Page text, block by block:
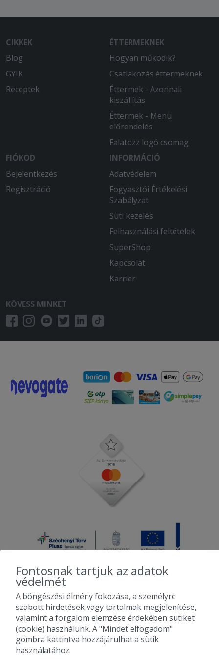
rossz pizzát kaptunk. Utólag meg
kaptuk a jót, de addigra már kihült.
Teljesen rendben volt.
Többször rendeltem régebben is az
étteremből. Mindig elégedett voltam.
2026-01-13 - Gál:
Nagyon elégedett voltam! Gyors
2025-10-04 - Marianna:
Az étel finom volt. Egy hibája, hogy már
kihűlt, mire ideért.
2025-07-27 - Hightower:
80 perc alatt ért ki alig langyosan, ez
egy kis varos.. hat nem kell a futarnak a
Szállítási idő több mint másfél óra volt,
Köszönöm a gyors kiszállitást.
CIKKEK
Blog
GYIK
Receptek
ÉTTERMEKNEK
Hogyan működik?
Csatlakozás éttermeknek
Éttermek - Azonnali
kiszállítás
Éttermek - Menü
előrendelés
Falatozz logó csomag
FIÓKOD
Bejelentkezés
Regisztráció
INFORMÁCIÓ
Adatvédelem
Fogyasztói Értékelési
Szabályzat
Süti kezelés
Felhasználási feltételek
SuperShop
Kapcsolat
Karrier
KÖVESS MINKET
2010-2026 Copyright - Falatozz.hu - Diston-line Kft.
Pizza, gyros, hamburger, menük kedvező áron, egy helyen az összes
étterem ajánlata.
Fontosnak tartjuk az adatok
védelmét
A böngészési élmény fokozása, a személyre
szabott hirdetések vagy tartalmak megjelenítése,
valamint a forgalom elemzése érdekében sütiket
(cookie) használunk. A "Mindet elfogadom"
gombra kattintva hozzájárulhat a sütik
használatához.